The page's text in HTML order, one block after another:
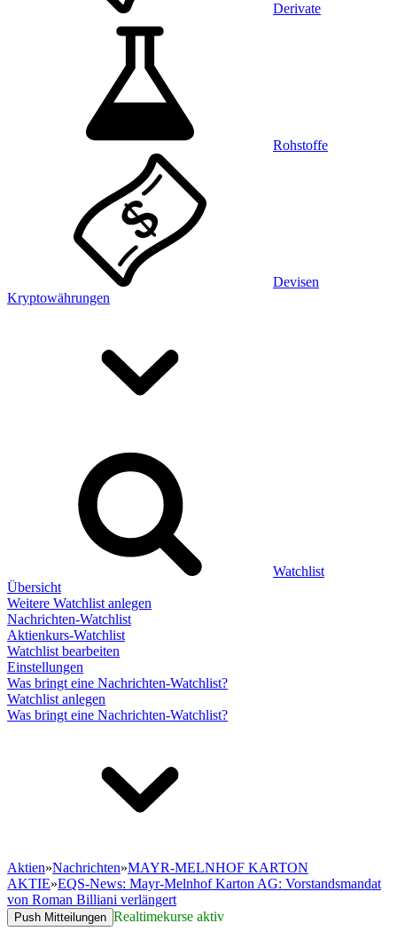
Derivate
Rohstoffe
Devisen
Kryptowährungen
Watchlist
Übersicht
Weitere Watchlist anlegen
Nachrichten-Watchlist
Aktienkurs-Watchlist
Watchlist bearbeiten
Einstellungen
Was bringt eine Nachrichten-Watchlist?
Watchlist anlegen
Was bringt eine Nachrichten-Watchlist?
Aktien»Nachrichten»MAYR-MELNHOF KARTON
AKTIE»EQS-News: Mayr-Melnhof Karton AG: Vorstandsmandat
von Roman Billiani verlängert
Push Mitteilungen Realtimekurse aktiv